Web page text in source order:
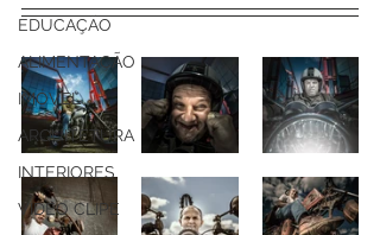
EDUCAÇÃO
ALIMENTAÇÃO
IMÓVEL
ARQUITETURA
INTERIORES
VIDEO CLIPE